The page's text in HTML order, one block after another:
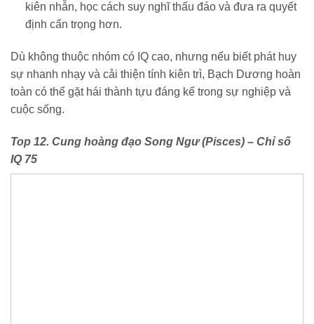
kiên nhẫn, học cách suy nghĩ thấu đáo và đưa ra quyết
định cẩn trọng hơn.
Dù không thuộc nhóm có IQ cao, nhưng nếu biết phát huy
sự nhanh nhạy và cải thiện tính kiên trì, Bạch Dương hoàn
toàn có thể gặt hái thành tựu đáng kể trong sự nghiệp và
cuộc sống.
Top 12. Cung hoàng đạo Song Ngư (Pisces) – Chỉ số
IQ 75